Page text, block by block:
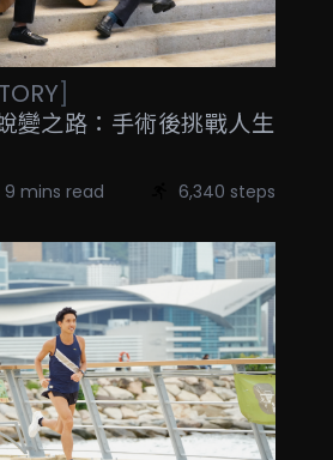
]
變之路：手術後挑戰人生
9 mins read 6,340 steps